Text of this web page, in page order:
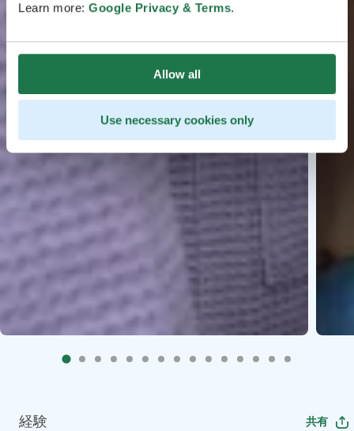
Learn more: Google Privacy & Terms.
Allow all
Use necessary cookies only
経験 共有